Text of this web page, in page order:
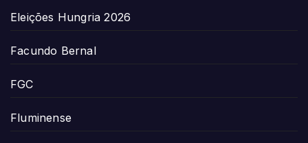
Eleições Hungria 2026
Facundo Bernal
FGC
Fluminense